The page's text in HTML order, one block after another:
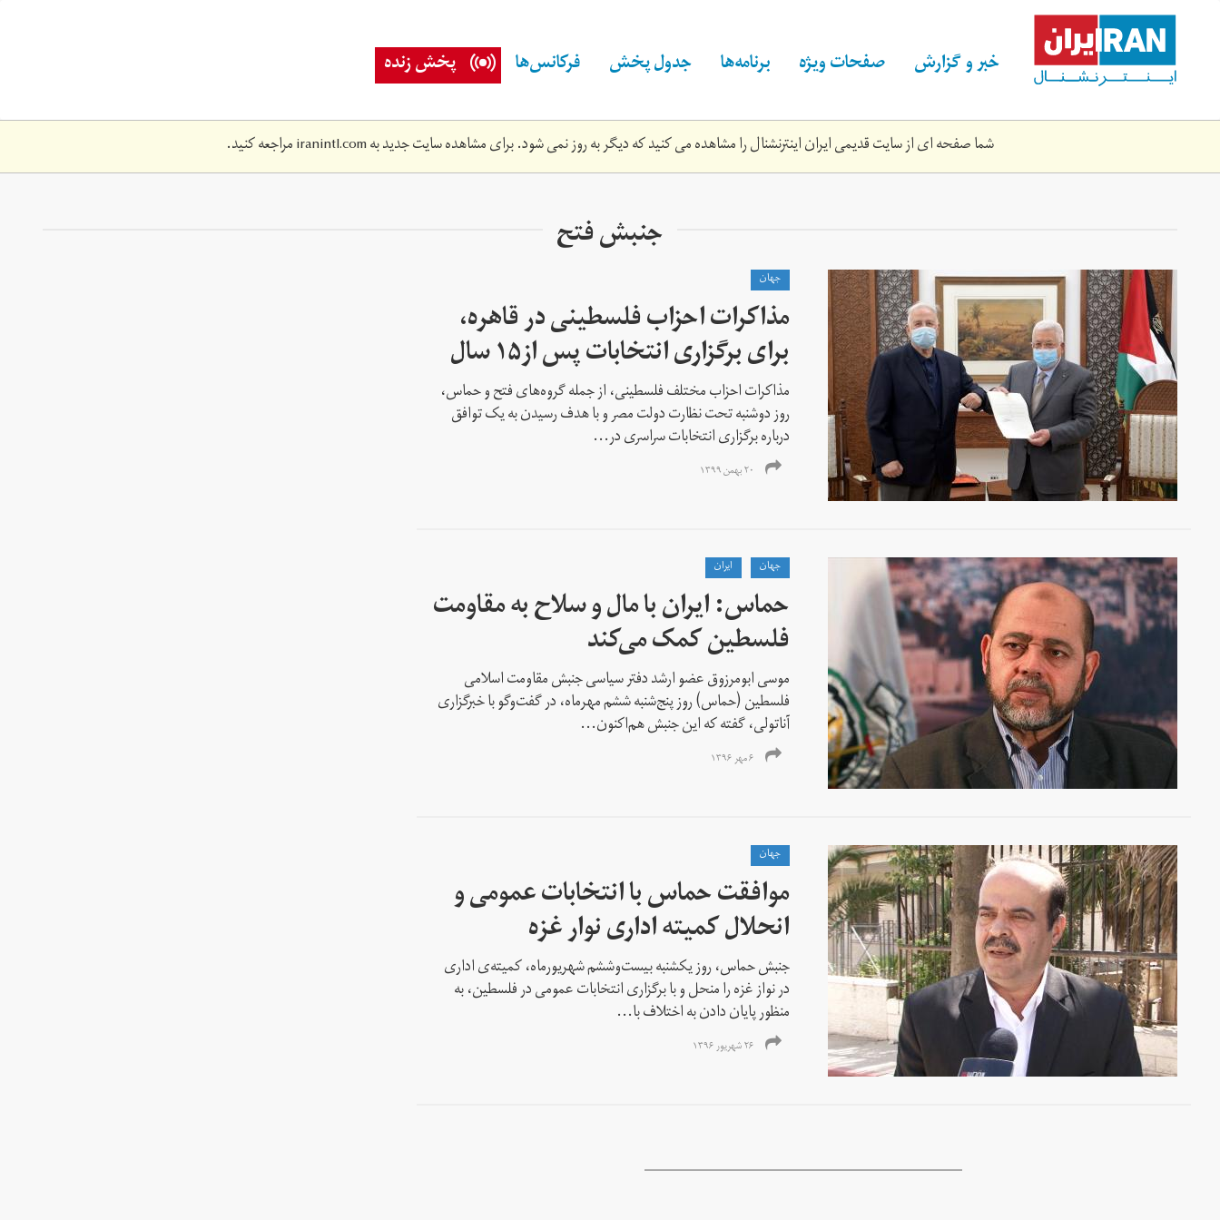
content خبر و گزارش صفحات ویژه برنامه‌ها جدول پخش فرکانس‌ها پخش زنده
شما صفحه ای از سایت قدیمی ایران اینترنشنال را مشاهده می کنید که دیگر به روز نمی شود. برای مشاهده سایت جدید بهiranintl.comمراجعه کنید.
جنبش فتح
جهان
مذاکرات احزاب فلسطینی در قاهره،
برای برگزاری انتخابات پس از۱۵ سال
مذاکرات احزاب مختلف فلسطینی، از جمله گروه‌های فتح و حماس،
روز دوشنبه تحت نظارت دولت مصر و با هدف رسیدن به یک توافق
درباره برگزاری انتخابات سراسری در...
۲۰ بهمن ۱۳۹۹
جهان ايران
حماس: ایران با مال و سلاح به مقاومت
فلسطین کمک می‌کند
موسی ابومرزوق عضو ارشد دفتر سیاسی جنبش مقاومت اسلامی
فلسطین (حماس) روز پنج‌شنبه ششم مهرماه، در گفت‌وگو با خبرگزاری
آناتولی، گفته که این جنبش هم‌اکنون...
۶ مهر ۱۳۹۶
جهان
موافقت حماس با انتخابات عمومی و
انحلال کمیته اداری نوار غزه
جنبش حماس، روز یکشنبه بیست‌وششم شهریورماه، کمیته‌ی اداری
در نواز غزه را منحل و با برگزاری انتخابات عمومی در فلسطین، به
منظور پایان دادن به اختلاف با...
۲۶ شهریور ۱۳۹۶